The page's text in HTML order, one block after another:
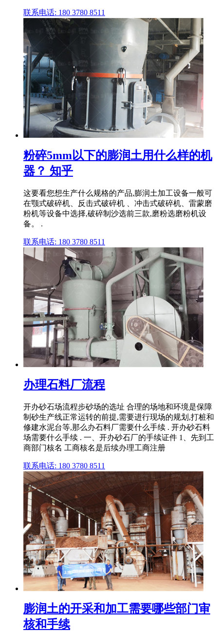
联系电话: 180 3780 8511
粉碎5mm以下的膨润土用什么样的机
器？ 知乎
这要看您想生产什么规格的产品,膨润土加工设备一般可
在颚式破碎机、反击式破碎机 、冲击式破碎机、雷蒙磨
粉机等设备中选择,破碎制沙选前三款,磨粉选磨粉机设
备。 .
联系电话: 180 3780 8511
办理石料厂流程
开办砂石场流程步砂场的选址 合理的场地和环境是保障
制砂生产线正常运转的前提,需要进行现场的规划,打桩和
修建水泥台等,那么办石料厂需要什么手续 . 开办砂石料
场需要什么手续 . 一、开办砂石厂的手续证件 1、先到工
商部门核名 工商核名是后续办理工商注册
联系电话: 180 3780 8511
膨润土的开采和加工需要哪些部门审
核和手续